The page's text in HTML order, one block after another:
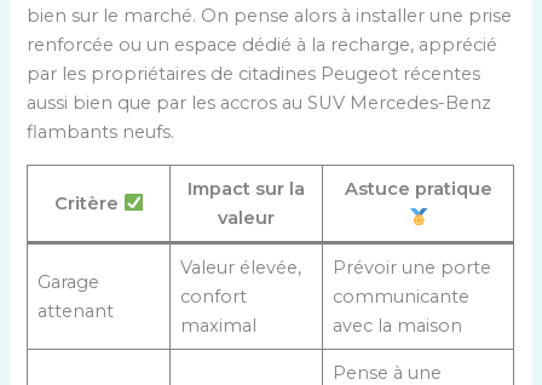
bien sur le marché. On pense alors à installer une prise
renforcée ou un espace dédié à la recharge, apprécié
par les propriétaires de citadines Peugeot récentes
aussi bien que par les accros au SUV Mercedes-Benz
flambants neufs.
Critère
Impact sur la
valeur
Astuce pratique
Garage
attenant
Valeur élevée,
confort
maximal
Prévoir une porte
communicante
avec la maison
Pense à une